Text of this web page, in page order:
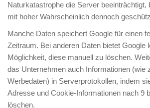
Naturkatastrophe die Server beeinträchtigt,
mit hoher Wahrscheinlich dennoch
Manche Daten speichert Google für einen
Zeitraum. Bei anderen Daten bietet Google
Möglichkeit, diese manuell zu löschen.
das Unternehmen auch Informationen (wie
Werbedaten) in Serverprotokollen, indem
Adresse und Cookie-Informationen nach 9
löschen.